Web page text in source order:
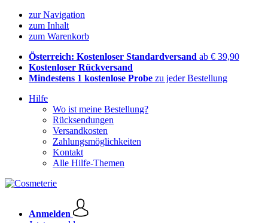
zur Navigation
zum Inhalt
zum Warenkorb
Österreich: Kostenloser Standardversand ab € 39,90
Kostenloser Rückversand
Mindestens 1 kostenlose Probe zu jeder Bestellung
Hilfe
Wo ist meine Bestellung?
Rücksendungen
Versandkosten
Zahlungsmöglichkeiten
Kontakt
Alle Hilfe-Themen
Anmelden